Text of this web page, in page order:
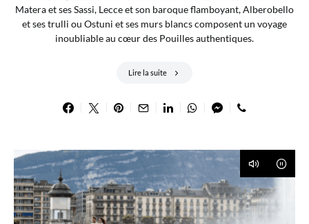
Matera et ses Sassi, Lecce et son baroque flamboyant, Alberobello
et ses trulli ou Ostuni et ses murs blancs composent un voyage
inoubliable au cœur des Pouilles authentiques.
Lire la suite